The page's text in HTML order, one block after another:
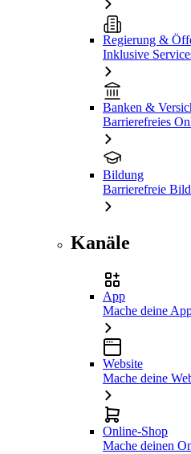
Regierung &
Inklusive
Banken &
Barrierefreies
Bildung
Barrierefreie
Kanäle
App
Mache deine
Website
Mache deine
Online-Shop
Mache deinen